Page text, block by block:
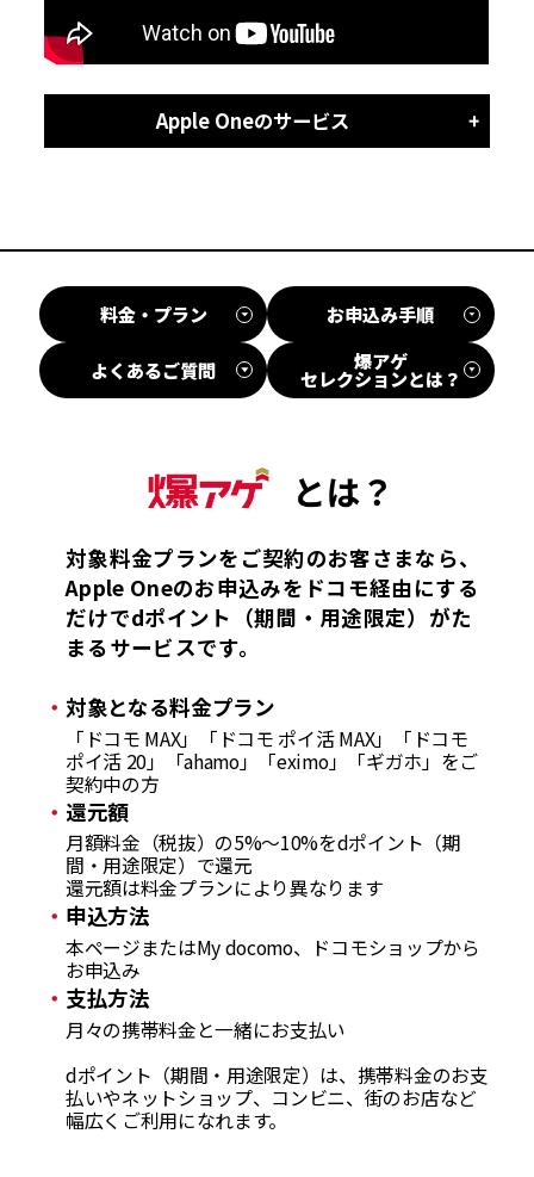
Apple Oneのサービス
料金・プラン お申込み手順
よくあるご質問 爆アゲ
セレクションとは？
対象料金プランをご契約のお客さまなら、
Apple Oneのお申込みをドコモ経由にする
だけでdポイント（期間・用途限定）がた
まるサービスです。
対象となる料金プラン
「ドコモ MAX」「ドコモ ポイ活 MAX」「ドコモ
ポイ活 20」「ahamo」「eximo」「ギガホ」をご
契約中の方
還元額
月額料金（税抜）の5%～10%をdポイント（期
間・用途限定）で還元
還元額は料金プランにより異なります
申込方法
本ページまたはMy docomo、ドコモショップから
お申込み
支払方法
月々の携帯料金と一緒にお支払い
dポイント（期間・用途限定）は、携帯料金のお支
払いやネットショップ、コンビニ、街のお店など
幅広くご利用になれます。